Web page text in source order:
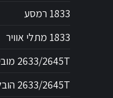
1833 רמסע
1833 מתלי אוויר
2633/2645T מובילית
2633/2645T הובלה בקירור